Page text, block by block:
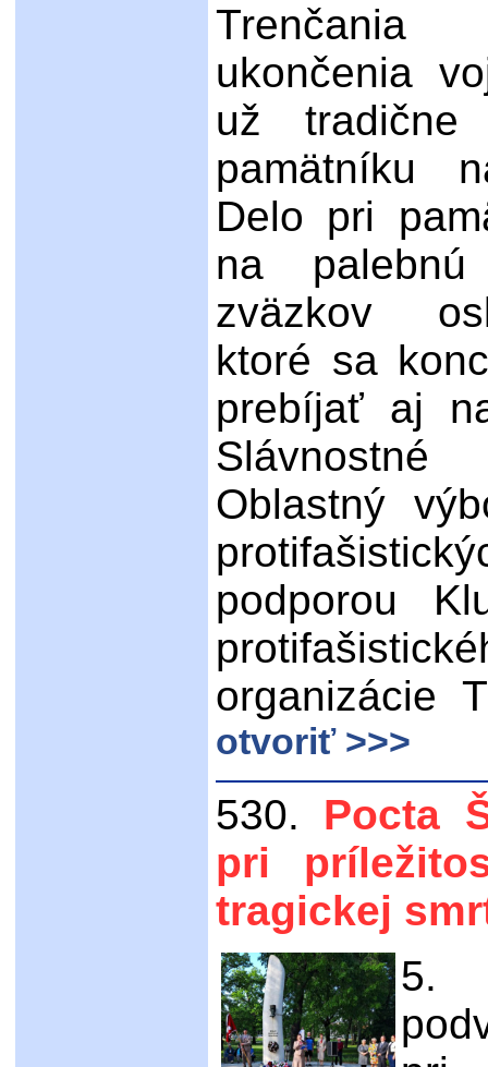
ukončenia
už tradične
pamätníku
Delo pri
na
zväzkov
ktoré sa
prebíjať aj
Oblastný
podporou
organizácie
otvoriť >>>
530.
Pocta
pri
tragickej
5.